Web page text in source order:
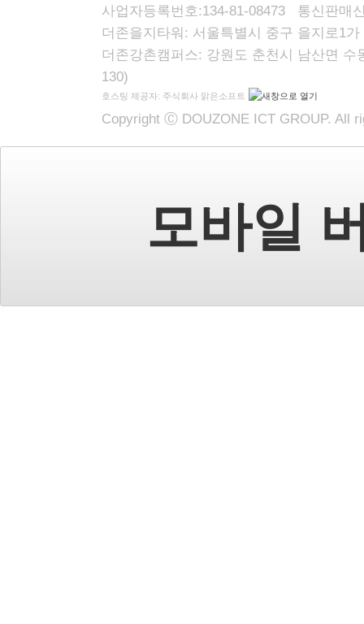
사업자등록번호:134-81-08473 통신판매
더존을지타워: 서울특별시 중구 을지로1
더존강촌캠퍼스: 강원도 춘천시 남산면
130)
호스팅 제공자: 주식회사 맑은소프트
Copyright Ⓒ DOUZONE ICT GROUP. All
모바일